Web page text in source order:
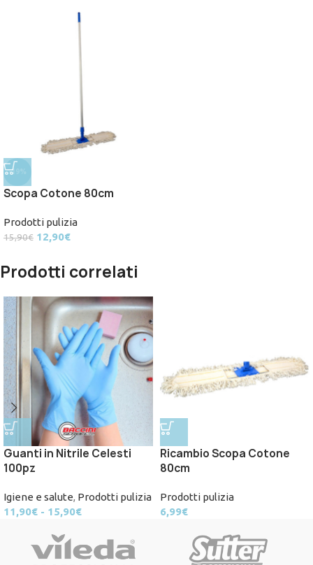
-19%
Scopa Cotone 80cm
Prodotti pulizia
15,90€ 12,90€
Prodotti correlati
Guanti in Nitrile Celesti
100pz
Igiene e salute, Prodotti pulizia
11,90€ - 15,90€
Ricambio Scopa Cotone
80cm
Prodotti pulizia
6,99€